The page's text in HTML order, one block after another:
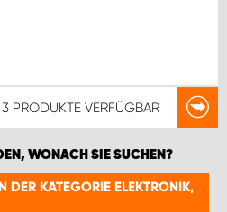
3 PRODUKTE VERFÜGBAR
WONACH SIE SUCHEN?
DER KATEGORIE ELEKTRONIK,